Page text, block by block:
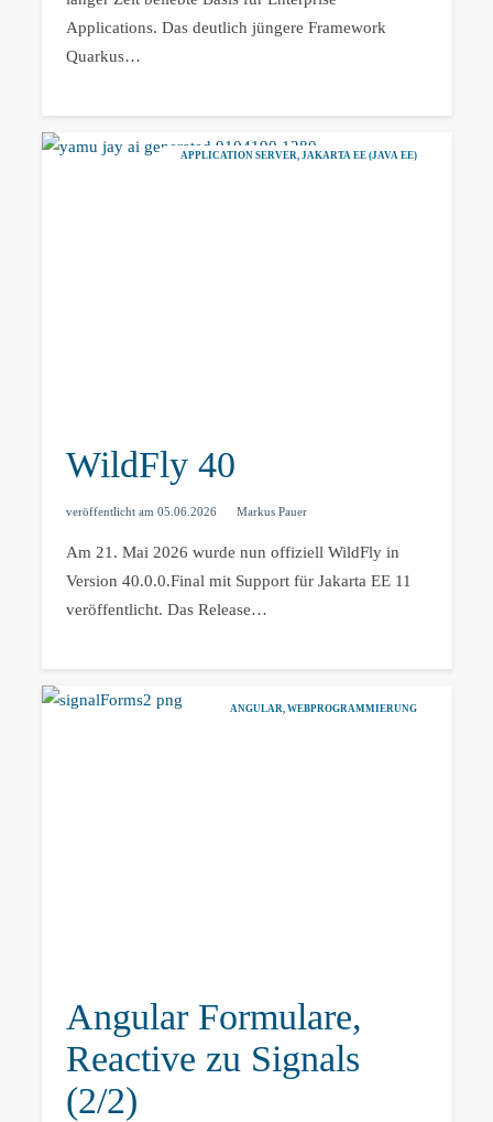
Applications. Das deutlich jüngere Framework
Quarkus…
APPLICATION SERVER, JAKARTA EE (JAVA EE)
WildFly 40
veröffentlicht am 05.06.2026 Markus Pauer
Am 21. Mai 2026 wurde nun offiziell WildFly in
Version 40.0.0.Final mit Support für Jakarta EE 11
veröffentlicht. Das Release…
ANGULAR WEBPROGRAMMIERUNG
Angular Formulare,
Reactive zu Signals
(2/2)